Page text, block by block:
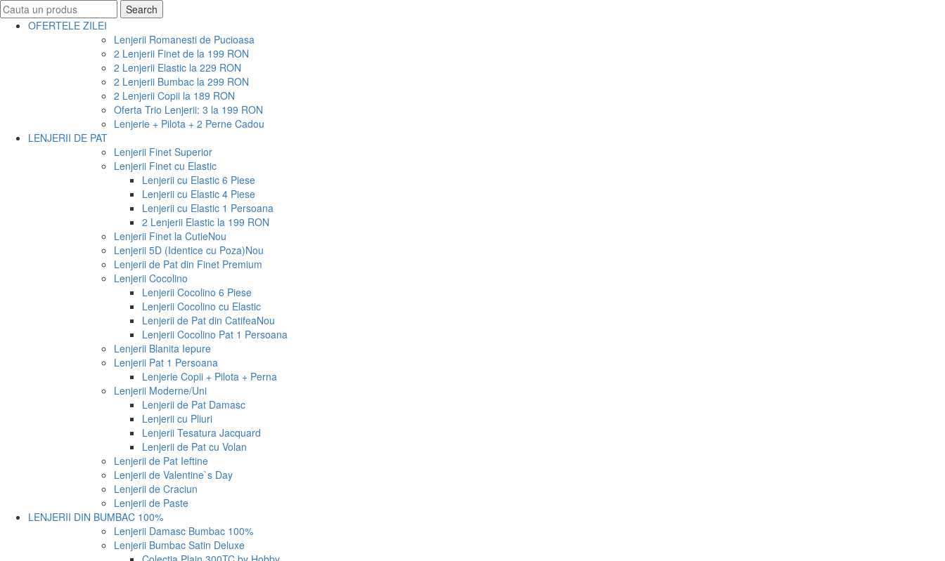
Search
for:
Search
OFERTELE ZILEI
Lenjerii Romanesti de Pucioasa
2 Lenjerii Finet de la 199 RON
2 Lenjerii Elastic la 229 RON
2 Lenjerii Bumbac la 299 RON
2 Lenjerii Copii la 189 RON
Oferta Trio Lenjerii: 3 la 199 RON
Lenjerie + Pilota + 2 Perne Cadou
LENJERII DE PAT
Lenjerii Finet Superior
Lenjerii Finet cu Elastic
Lenjerii cu Elastic 6 Piese
Lenjerii cu Elastic 4 Piese
Lenjerii cu Elastic 1 Persoana
2 Lenjerii Elastic la 199 RON
Lenjerii Finet la CutieNou
Lenjerii 5D (Identice cu Poza)Nou
Lenjerii de Pat din Finet Premium
Lenjerii Cocolino
Lenjerii Cocolino 6 Piese
Lenjerii Cocolino cu Elastic
Lenjerii de Pat din CatifeaNou
Lenjerii Cocolino Pat 1 Persoana
Lenjerii Blanita Iepure
Lenjerii Pat 1 Persoana
Lenjerie Copii + Pilota + Perna
Lenjerii Moderne/Uni
Lenjerii de Pat Damasc
Lenjerii cu Pliuri
Lenjerii Tesatura Jacquard
Lenjerii de Pat cu Volan
Lenjerii de Pat Ieftine
Lenjerii de Valentine`s Day
Lenjerii de Craciun
Lenjerii de Paste
LENJERII DIN BUMBAC 100%
Lenjerii Damasc Bumbac 100%
Lenjerii Bumbac Satin Deluxe